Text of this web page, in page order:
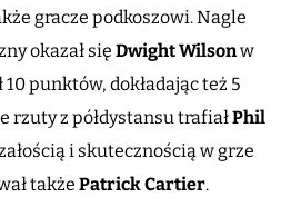
gracze podkoszowi. Nagle
okazał się Dwight Wilsonw
punktów, dokładając też 5
rzuty z półdystansu trafiałPhil
i skutecznością w grze
także PatrickCartier.